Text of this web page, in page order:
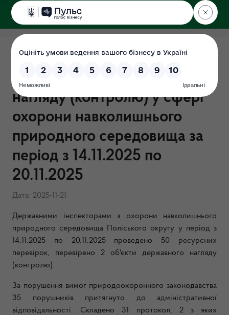
ДЕРЖЕКОІНСПЕКЦІЯ
Поліського округу
ЗВІТ щодо результатів
здійснення державного
нагляду (контролю) у сфері
охорони навколишнього
природного середовища за
період з 14.11.2025 по
20.11.2025
Дата: 2025-11-21
Державними інспекторами з охорони навколишнього
природного середовища Поліського округу у період з
14.11.2025 по 20.11.2025 проведено 50 ресурсних
перевірок, перевірено 2 об'єкти державного нагляду
(контролю).
За порушення вимог природоохоронного законодавства
35 порушників притягнуто до адміністративної
відповідальності. Складено 31 протокол, 2 з яких